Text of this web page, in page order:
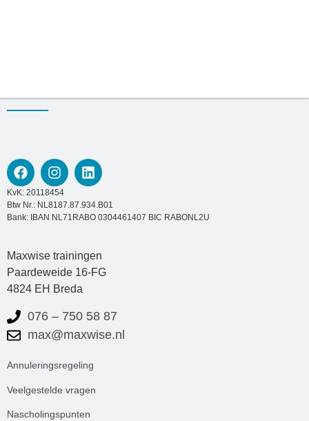
KvK: 20118454
Btw Nr.: NL8187.87.934.B01
Bank: IBAN NL71RABO 0304461407 BIC RABONL2U
Maxwise trainingen
Paardeweide 16-FG
4824 EH Breda
076 – 750 58 87
max@maxwise.nl
Annuleringsregeling
Veelgestelde vragen
Nascholingspunten